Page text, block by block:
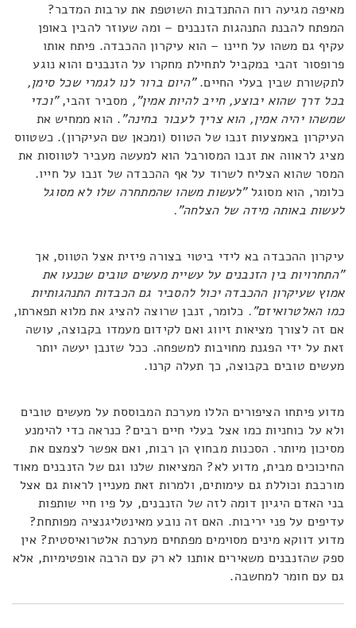
מאיפה מגיעה רוח ההתנדבות השוטפת את ערבות המדבר?
המפתח להבנת התנהגות הזנבנים – ומה שעוזר להבין באופן
עקיף גם משהו על חיינו – הוא עיקרון ההכבדה. פיתח אותו
פרופסור זהבי במקביל לתחילת מחקרו על הזנבנים והוא נוגע
לתקשורת שבין בעלי החיים."היום ברור לנו לגמרי שכל סימן,
בכל דרך שהוא יבוצע, חייב להיות אמין", מסביר זהבי,"וכדי
שמשהו יהיה אמין, הוא צריך לעבור בחינה". הוא ממחיש את
העיקרון באמצעות זנבו של הטווס (ומכאן שם העיקרון). כשטווס
מציג לראווה את זנבו המסורבל הוא למעשה מעביר לטווסות את
המסר שהוא הצליח לשרוד על אף ההכבדה של זנבו על חייו.
כלומר, הוא מסוגל"לעשות משהו שהמתחרה שלו לא מסוגל
לעשות באותה מידה של הצלחה".
עיקרון ההכבדה בא לידי ביטוי בצורה פיזית אצל הטווס, אך
"התחרויות בין הזנבנים על עשיית מעשים טובים שכנעו את
אמוץ שעיקרון ההכבדה יכול להסביר גם הכבדות התנהגותיות
כמו האלטרואיזם". כלומר, זנבן שרוצה להציג את מלוא תפארתו,
אם זה לצורך מציאות זיווג ואם לקידום מעמדו בקבוצה, עושה
זאת על ידי הפגנת מחויבות למשפחה. ככל שזנבן יעשה יותר
מעשים טובים בקבוצה, כך תעלה קרנו.
מדוע פיתחו הציפורים הללו מערכת המבוססת על מעשים טובים
ולא על כוחניות כמו אצל בעלי חיים רבים? כנראה כדי להימנע
מסיכון מיותר. הסכנות מבחוץ הן רבות, ואם אפשר לצמצם את
החיכוכים מבית, מדוע לא? המציאות שלנו וגם של הזנבנים מאוד
מורכבת וכוללת גם עימותים, ולמרות זאת מעניין לראות גם אצל
בני האדם היגיון דומה לזה של הזנבנים, על פיו חיי שותפות
עדיפים על פני יריבות. האם זה נובע מאינטליגנציה מפותחת?
מדוע דווקא מינים מסוימים מפתחים מערכת אלטרואיסטית? אין
ספק שהזנבנים משאירים אותנו לא רק עם הרבה אופטימיות, אלא
גם עם חומר למחשבה.